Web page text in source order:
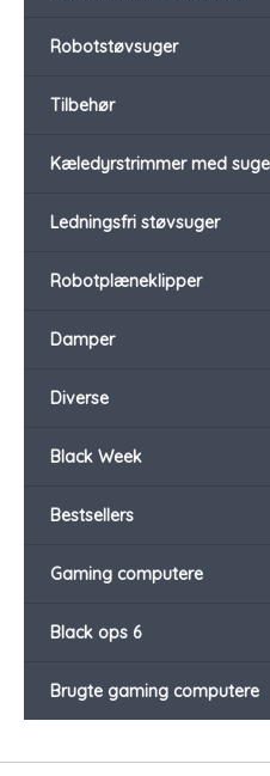
Robotstøvsuger
Tilbehør
Kæledyrstrimmer med
Ledningsfri støvsuger
Robotplæneklipper
Damper
Diverse
Black Week
Bestsellers
Gaming computere
Black ops 6
Brugte gaming computere